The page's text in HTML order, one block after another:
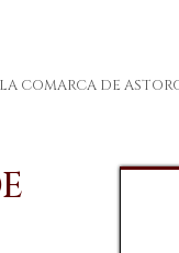
COMARCA DE